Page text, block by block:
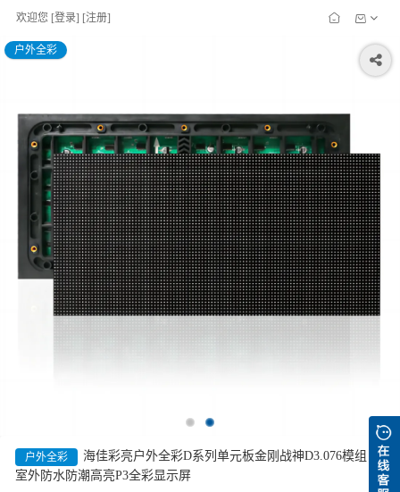
欢迎您 [登录] [注册]
户外全彩
户外全彩
海佳彩亮户外全彩D系列单元板金刚战神D3.076模组，
室外防水防潮高亮P3全彩显示屏